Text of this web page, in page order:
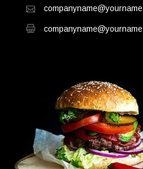
companyname@yourname
companyname@yourname